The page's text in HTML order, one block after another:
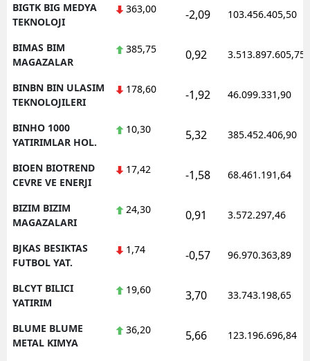
BIGTK BIG MEDYA
TEKNOLOJI
363,00 -2,09 103.456.405,50
BIMAS BIM
MAGAZALAR
385,75 0,92 3.513.897.605,75
BINBN BIN ULASIM
TEKNOLOJILERI
178,60 -1,92 46.099.331,90
BINHO 1000
YATIRIMLAR HOL.
10,30 5,32 385.452.406,90
BIOEN BIOTREND
CEVRE VE ENERJI
17,42 -1,58 68.461.191,64
BIZIM BIZIM
MAGAZALARI
24,30 0,91 3.572.297,46
BJKAS BESIKTAS
FUTBOL YAT.
1,74 -0,57 96.970.363,89
BLCYT BILICI
YATIRIM
19,60 3,70 33.743.198,65
BLUME BLUME
METAL KIMYA
36,20 5,66 123.196.696,84